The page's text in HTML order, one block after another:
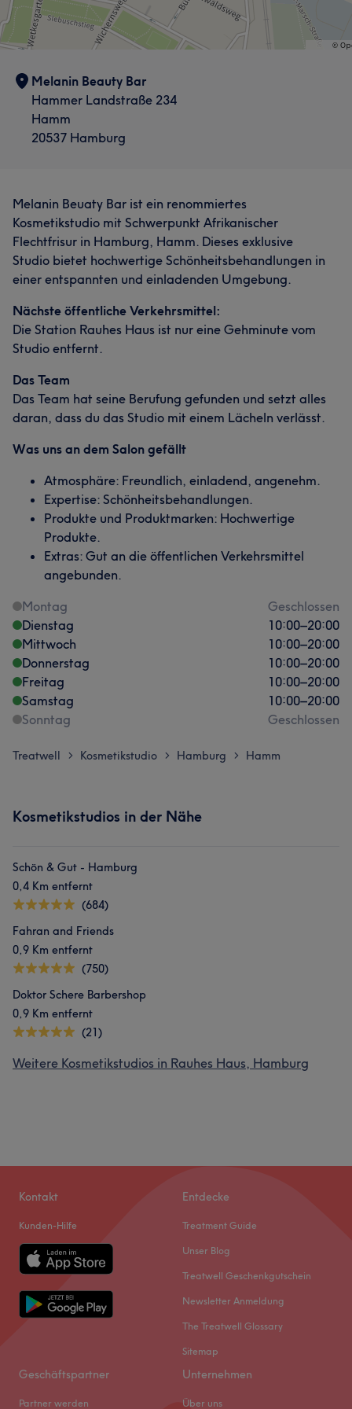
Melanin Beauty Bar
Hammer Landstraße 234
Hamm
20537 Hamburg
Melanin Beuaty Bar ist ein renommiertes
Kosmetikstudio mit Schwerpunkt Afrikanischer
Flechtfrisur in Hamburg, Hamm. Dieses exklusive
Studio bietet hochwertige Schönheitsbehandlungen in
einer entspannten und einladenden Umgebung.
Nächste öffentliche Verkehrsmittel:
Die Station Rauhes Haus ist nur eine Gehminute vom
Studio entfernt.
Das Team
Das Team hat seine Berufung gefunden und setzt alles
daran, dass du das Studio mit einem Lächeln verlässt.
Was uns an dem Salon gefällt
Atmosphäre: Freundlich, einladend, angenehm.
Expertise: Schönheitsbehandlungen.
Produkte und Produktmarken: Hochwertige
Produkte.
Extras: Gut an die öffentlichen Verkehrsmittel
angebunden.
Montag
Geschlossen
Dienstag
10:00–20:00
Mittwoch
10:00–20:00
Donnerstag
10:00–20:00
Freitag
10:00–20:00
Samstag
10:00–20:00
Sonntag
Geschlossen
Treatwell > Kosmetikstudio > Hamburg > Hamm
Kosmetikstudios in der Nähe
Schön & Gut - Hamburg
0,4 Km entfernt
(684)
Fahran and Friends
0,9 Km entfernt
(750)
Doktor Schere Barbershop
0,9 Km entfernt
(21)
Weitere Kosmetikstudios in Rauhes Haus, Hamburg
Kontakt
Kunden-Hilfe
Entdecke
Treatment Guide
Unser Blog
Treatwell Geschenkgutschein
Newsletter Anmeldung
The Treatwell Glossary
Sitemap
Geschäftspartner
Partner werden
Unternehmen
Über uns